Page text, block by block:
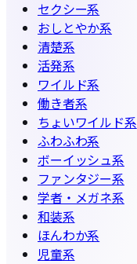
セクシー系
おしとやか系
清楚系
活発系
ワイルド系
働き者系
ちょいワイルド系
ふわふわ系
ボーイッシュ系
ファンタジー系
学者・メガネ系
和装系
ほんわか系
児童系